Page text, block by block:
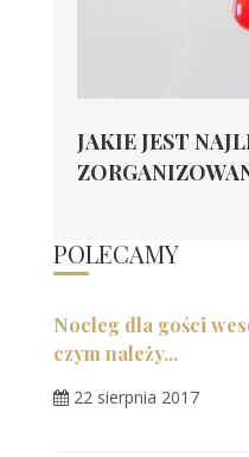
JAKIE JEST
POLECAMY
Nocleg dla gości
czym należy...
22 sierpnia 2017